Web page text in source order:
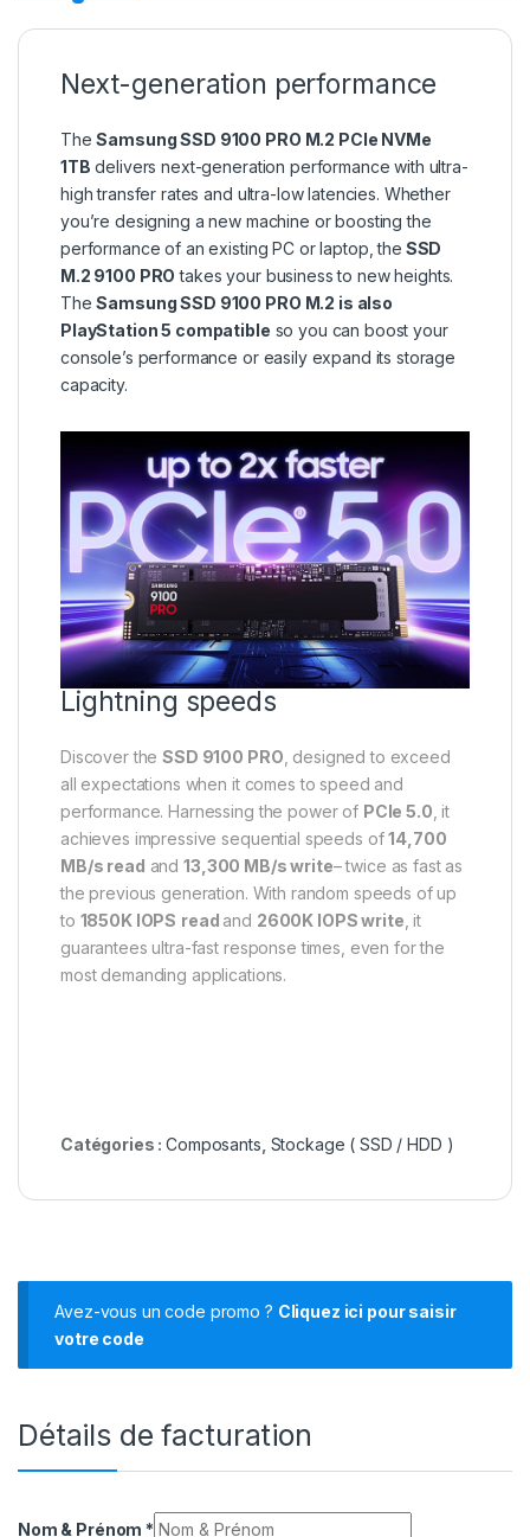
Next-generation performance
TheSamsung SSD 9100 PRO M.2 PCIe NVMe
1TB delivers next-generation performance with ultra-
high transfer rates and ultra-low latencies. Whether
you’re designing a new machine or boosting the
performance of an existing PC or laptop, the SSD
M.2 9100 PRO takes your business to new heights.
TheSamsung SSD 9100 PRO M.2 is also
PlayStation 5 compatible so you can boost your
console’s performance or easily expand its storage
capacity.
Lightning speeds
Discover theSSD 9100 PRO , designed to exceed
all expectations when it comes to speed and
performance. Harnessing the power of PCIe 5.0 , it
achieves impressive sequential speeds of14,700
MB/s read and13,300 MB/s write– twice as fast as
the previous generation. With random speeds of up
to 1850K IOPS read and 2600K IOPS write , it
guarantees ultra-fast response times, even for the
most demanding applications.
Catégories :Composants Stockage ( SSD / HDD )
Avez-vous un code promo ? Cliquez ici pour saisir
votre code
Détails de facturation
Nom & Prénom *